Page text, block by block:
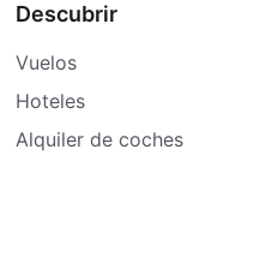
Descubrir
Vuelos
Hoteles
Alquiler de coches